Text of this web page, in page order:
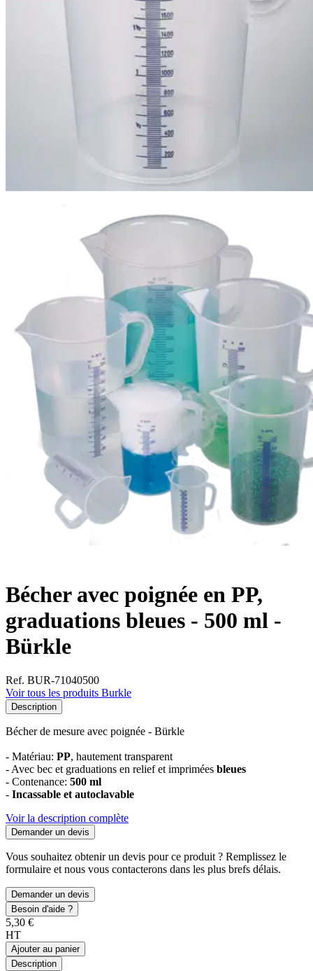
Bécher avec poignée en PP,
graduations bleues - 500 ml -
Bürkle
Ref. BUR-71040500
Voir tous les produits Burkle
Description
Bécher de mesure avec poignée - Bürkle
- Matériau: PP, hautement transparent
- Avec bec et graduations en relief et imprimées bleues
- Contenance: 500 ml
- Incassable et autoclavable
Voir la description complète
Demander un devis
Vous souhaitez obtenir un devis pour ce produit ? Remplissez le
formulaire et nous vous contacterons dans les plus brefs délais.
Demander un devis
Besoin d'aide ?
5,30 €
HT
Ajouter au panier
Description